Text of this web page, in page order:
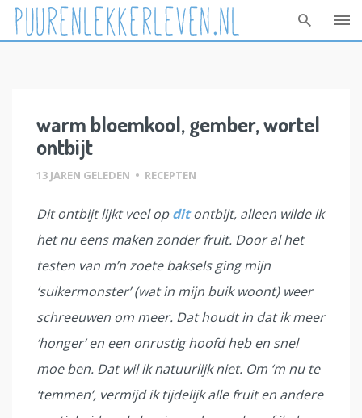
warm bloemkool, gember, wortel
ontbijt
13 JAREN GELEDEN • RECEPTEN
Dit ontbijt lijkt veel opditontbijt, alleen wilde ik
het nu eens maken zonder fruit. Door al het
testen van m’n zoete baksels ging mijn
‘suikermonster’ (wat in mijn buik woont) weer
schreeuwen om meer. Dat houdt in dat ik meer
‘honger’ en een onrustig hoofd heb en snel
moe ben. Dat wil ik natuurlijk niet. Om ‘m nu te
‘temmen’, vermijd ik tijdelijk alle fruit en andere